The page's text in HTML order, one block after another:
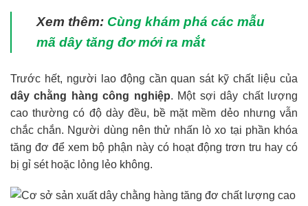
Xem thêm: Cùng khám phá các mẫu
mã dây tăng đơ mới ra mắt
Trước hết, người lao động cần quan sát kỹ chất liệu của
dây chằng hàng công nghiệp. Một sợi dây chất lượng
cao thường có độ dày đều, bề mặt mềm dẻo nhưng vẫn
chắc chắn. Người dùng nên thử nhấn lò xo tại phần khóa
tăng đơ để xem bộ phận này có hoạt động trơn tru hay có
bị gỉ sét hoặc lỏng lẻo không.